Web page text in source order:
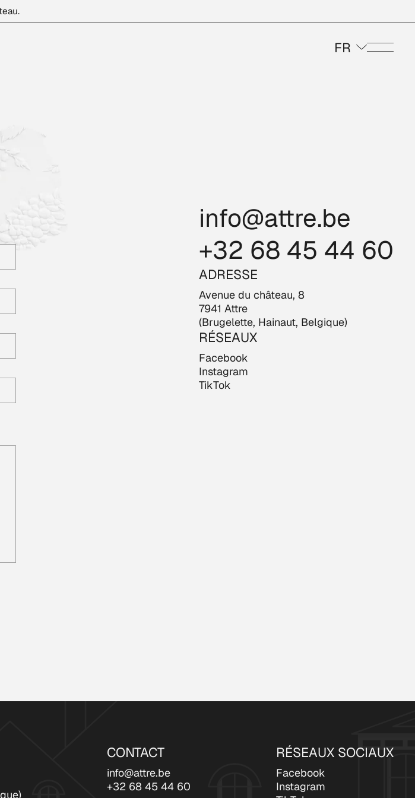
FR
info@attre.be
+32 68 45 44 60
ADRESSE
Avenue du château, 8
7941 Attre
(Brugelette, Hainaut, Belgique)
RÉSEAUX
Facebook
Instagram
TikTok
CONTACT
info@attre.be
+32 68 45 44 60
RÉSEAUX SOCIAUX
Facebook
Instagram